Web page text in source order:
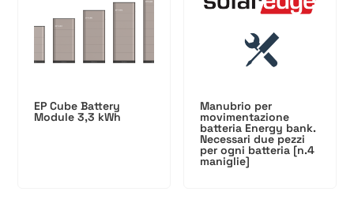
EP Cube Battery
Module 3,3 kWh
Manubrio per
movimentazione
batteria Energy bank.
Necessari due pezzi
per ogni batteria [n.4
maniglie]